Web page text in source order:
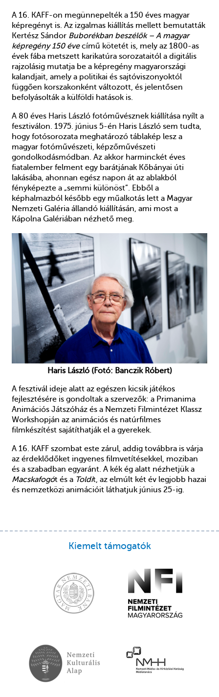
A 16. KAFF-on megünnepelték a 150 éves magyar
képregényt is. Az izgalmas kiállítás mellett bemutatták
Kertész Sándor Buborékban beszélők – A magyar
képregény 150 évecímű kötetét is, mely az 1800-as
évek fába metszett karikatúra sorozataitól a digitális
rajzolásig mutatja be a képregény magyarországi
kalandjait, amely a politikai és sajtóviszonyoktól
függően korszakonként változott, és jelentősen
befolyásolták a külföldi hatások is.
A 80 éves Haris László fotóművésznek kiállítása nyílt a
fesztiválon. 1975. június 5-én Haris László sem tudta,
hogy fotósorozata meghatározó táblakép lesz a
magyar fotóművészeti, képzőművészeti
gondolkodásmódban. Az akkor harminckét éves
fiatalember felment egy barátjának Kőbányai úti
lakásába, ahonnan egész napon át az ablakból
fényképezte a „semmi különöst”. Ebből a
képhalmazból később egy műalkotás lett a Magyar
Nemzeti Galéria állandó kiállításán, ami most a
Kápolna Galériában nézhető meg.
Haris László (Fotó: Banczik Róbert)
A fesztivál ideje alatt az egészen kicsik játékos
fejlesztésére is gondoltak a szervezők: a Primanima
Animációs Játszóház és a Nemzeti Filmintézet Klassz
Workshopján az animációs és natúrfilmes
filmkészítést sajátíthatják el a gyerekek.
A 16. KAFF szombat este zárul, addig továbbra is várja
az érdeklődőket ingyenes filmvetítésekkel, moziban
és a szabadban egyaránt. A kék ég alatt nézhetjük a
Macskafogót és a Toldit, az elmúlt két év legjobb hazai
és nemzetközi animációit láthatjuk június 25-ig.
Kiemelt támogatók